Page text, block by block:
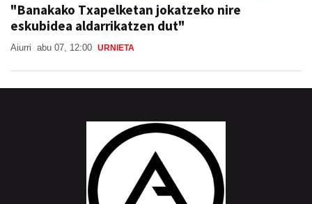
"Banakako Txapelketan jokatzeko nire
eskubidea aldarrikatzen dut"
Aiurri abu 07, 12:00 URNIETA